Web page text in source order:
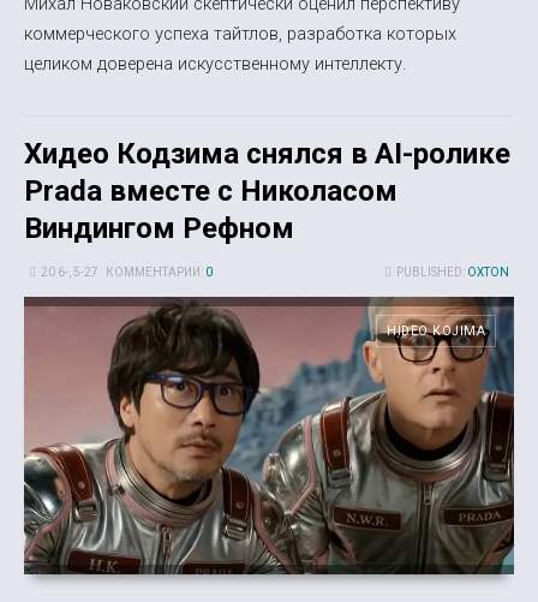
коммерческого успеха тайтлов, разработка которых
целиком доверена искусственному интеллекту.
Хидео Кодзима снялся в AI-ролике
Prada вместе с Николасом
Виндингом Рефном
PUBLISHED: OXTON
20 6-, 5-27 КОММЕНТАРИИ: 0
HIDEO KOJIMA